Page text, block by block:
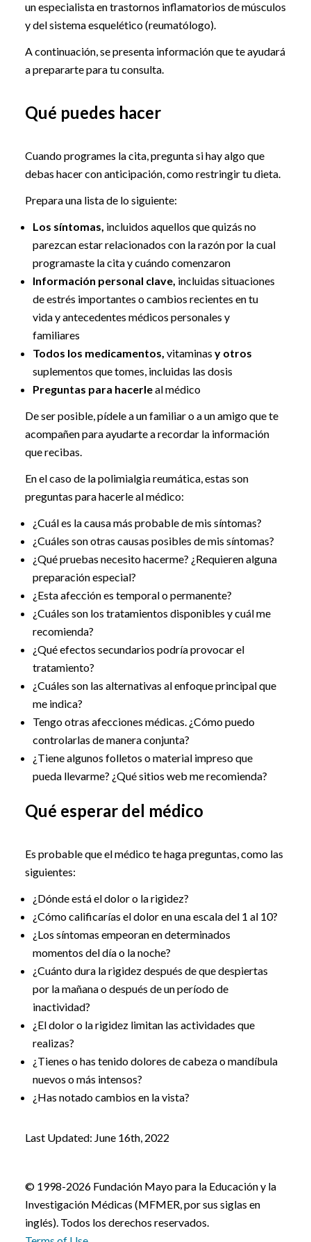
un especialista en trastornos inflamatorios de músculos
y del sistema esquelético (reumatólogo).
A continuación, se presenta información que te ayudará
a prepararte para tu consulta.
Qué puedes hacer
Cuando programes la cita, pregunta si hay algo que
debas hacer con anticipación, como restringir tu dieta.
Prepara una lista de lo siguiente:
Los síntomas, incluidos aquellos que quizás no
parezcan estar relacionados con la razón por la cual
programaste la cita y cuándo comenzaron
Información personal clave, incluidas situaciones
de estrés importantes o cambios recientes en tu
vida y antecedentes médicos personales y
familiares
Todos los medicamentos, vitaminasy otros
suplementos que tomes, incluidas las dosis
Preguntas para hacerleal médico
De ser posible, pídele a un familiar o a un amigo que te
acompañen para ayudarte a recordar la información
que recibas.
En el caso de la polimialgia reumática, estas son
preguntas para hacerle al médico:
¿Cuál es la causa más probable de mis síntomas?
¿Cuáles son otras causas posibles de mis síntomas?
¿Qué pruebas necesito hacerme? ¿Requieren alguna
preparación especial?
¿Esta afección es temporal o permanente?
¿Cuáles son los tratamientos disponibles y cuál me
recomienda?
¿Qué efectos secundarios podría provocar el
tratamiento?
¿Cuáles son las alternativas al enfoque principal que
me indica?
Tengo otras afecciones médicas. ¿Cómo puedo
controlarlas de manera conjunta?
¿Tiene algunos folletos o material impreso que
pueda llevarme? ¿Qué sitios web me recomienda?
Qué esperar del médico
Es probable que el médico te haga preguntas, como las
siguientes:
¿Dónde está el dolor o la rigidez?
¿Cómo calificarías el dolor en una escala del 1 al 10?
¿Los síntomas empeoran en determinados
momentos del día o la noche?
¿Cuánto dura la rigidez después de que despiertas
por la mañana o después de un período de
inactividad?
¿El dolor o la rigidez limitan las actividades que
realizas?
¿Tienes o has tenido dolores de cabeza o mandíbula
nuevos o más intensos?
¿Has notado cambios en la vista?
Last Updated: June 16th, 2022
© 1998-2026 Fundación Mayo para la Educación y la
Investigación Médicas (MFMER, por sus siglas en
inglés). Todos los derechos reservados.